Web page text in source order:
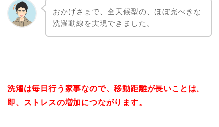
おかげさまで、全天候型の、ほぼ完ぺきな
洗濯動線を実現できました。
洗濯は毎日行う家事なので、移動距離が長いことは、
即、ストレスの増加につながります。